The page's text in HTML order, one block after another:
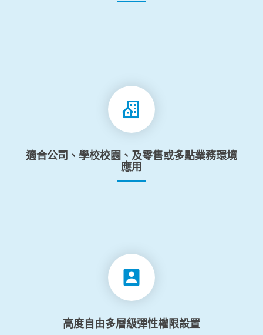
適合公司、學校校園、及零售或多點業務環境
應用
高度自由多層級彈性權限設置